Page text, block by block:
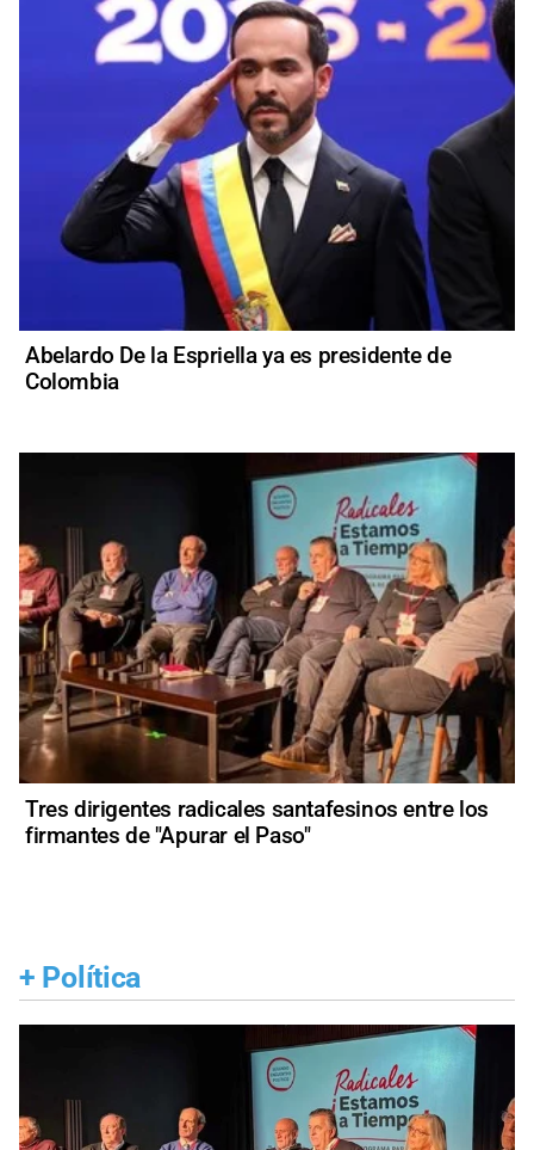
Abelardo De la Espriella ya es presidente de
Colombia
Tres dirigentes radicales santafesinos entre los
firmantes de "Apurar el Paso"
+ Política